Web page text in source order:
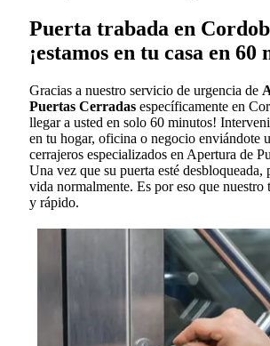
Puerta trabada en
¡estamos en tu casa en 60
Gracias a nuestro servicio de urgencia de
Puertas Cerradas específicamente en
llegar a usted en solo 60 minutos!
en tu hogar, oficina o negocio enviándote
cerrajeros especializados en Apertura de
Una vez que su puerta esté desbloqueada,
vida normalmente. Es por eso que nuestro
y rápido.